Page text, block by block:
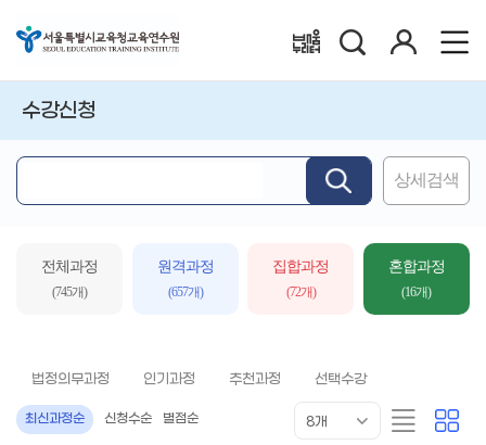
배움누리터
수강신청
심
상세검색
전체과정
(745개)
원격과정
(657개)
집합과정
(72개)
혼합과정
(16개)
법정의무과정 인기과정 추천과정 선택수강
최신과정순 신청수순 별점순 8개
리
스
카
드